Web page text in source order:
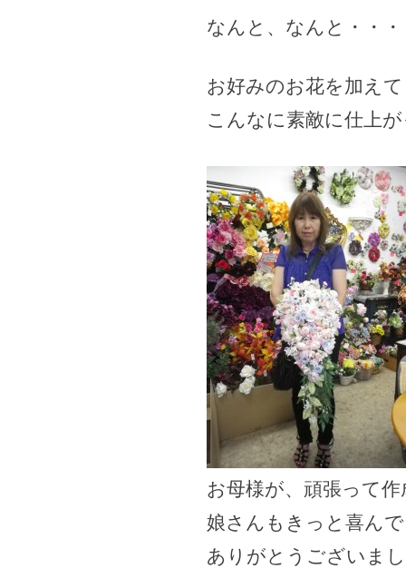
なんと、なんと・・
お好みのお花を加え
こんなに素敵に仕上
お母様が、頑張って
娘さんもきっと喜ん
ありがとうございま